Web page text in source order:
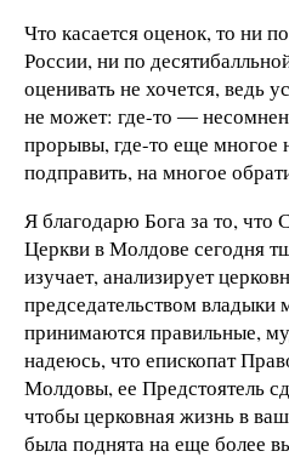
Что касается оценок, то ни
России, ни по
оценивать не хочется, ведь
не может: где-то ―
прорывы, где-то еще многое
подправить, на многое
Я благодарю Бога за то, что
Церкви в Молдове сегодня
изучает, анализирует
председательством
принимаются правильные,
надеюсь, что епископат
Молдовы, ее Предстоятель
чтобы церковная жизнь в
была поднята на еще более